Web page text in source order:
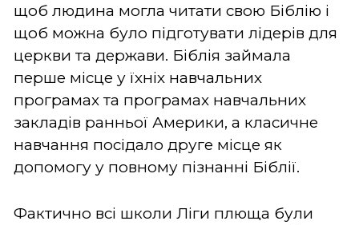
щоб людина могла читати свою Біблію і
щоб можна було підготувати лідерів для
церкви та держави. Біблія займала
перше місце у їхніх навчальних
програмах та програмах навчальних
закладів ранньої Америки, а класичне
навчання посідало друге місце як
допомогу у повному пізнанні Біблії.
Фактично всі школи Ліги плюща були